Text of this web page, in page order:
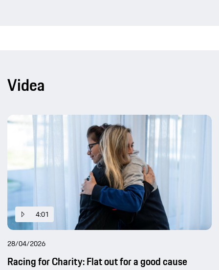
Videa
4:01
28/04/2026
Racing for Charity: Flat out for a good cause